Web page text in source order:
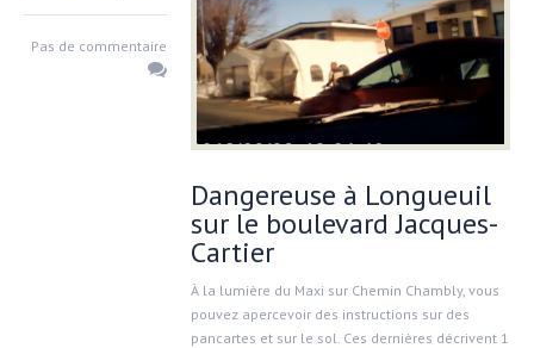
Pas de commentaire
Dangereuse à Longueuil
sur le boulevard Jacques-
Cartier
À la lumière du Maxi sur Chemin Chambly, vous
pouvez apercevoir des instructions sur des
pancartes et sur le sol. Ces dernières décrivent 1